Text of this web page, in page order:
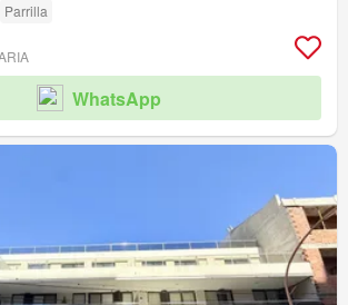
Parrilla
WhatsApp